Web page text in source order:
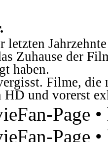
letzten
Zuhause der
haben.
Filme, die
HD und vorerst
Page
Page